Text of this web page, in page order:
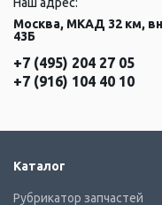
Москва, МКАД 32 км,
43Б
+7 (495) 204 27 05
+7 (916) 104 40 10
Каталог
Рубрикатор запчастей